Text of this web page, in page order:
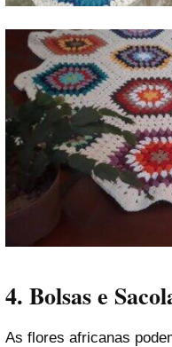
4. Bolsas e
As flores africanas